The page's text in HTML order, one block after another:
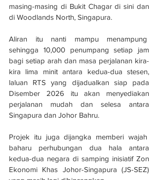
masing-masing di Bukit Chagar di sini dan
di Woodlands North, Singapura.
Aliran itu nanti mampu menampung
sehingga 10,000 penumpang setiap jam
bagi setiap arah dan masa perjalanan kira-
kira lima minit antara kedua-dua stesen,
laluan RTS yang dijadualkan siap pada
Disember 2026 itu akan menyediakan
perjalanan mudah dan selesa antara
Singapura dan Johor Bahru.
Projek itu juga dijangka memberi wajah
baharu perhubungan dua hala antara
kedua-dua negara di samping inisiatif Zon
Ekonomi Khas Johor-Singapura (JS-SEZ)